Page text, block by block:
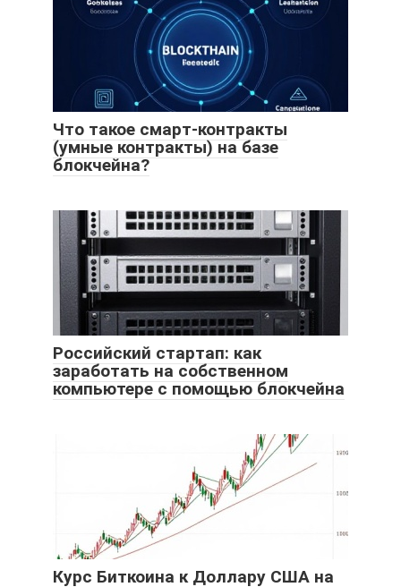
Что такое смарт-контракты
(умные контракты) на базе
блокчейна?
Российский стартап: как
заработать на собственном
компьютере с помощью блокчейна
Курс Биткоина к Доллару США на